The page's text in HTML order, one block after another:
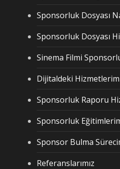
Sponsorluk Dosyası
Sponsorluk Dosyası
Sinema Filmi
Dijitaldeki
Sponsorluk Raporu
Sponsorluk
Sponsor Bulma
Referanslarımız